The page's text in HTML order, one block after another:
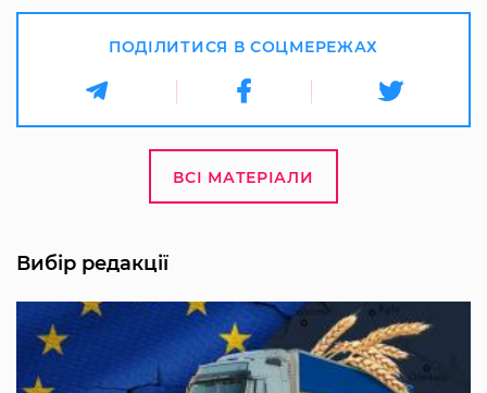
ПОДІЛИТИСЯ В СОЦМЕРЕЖАХ
ВСІ МАТЕРІАЛИ
Вибір редакції